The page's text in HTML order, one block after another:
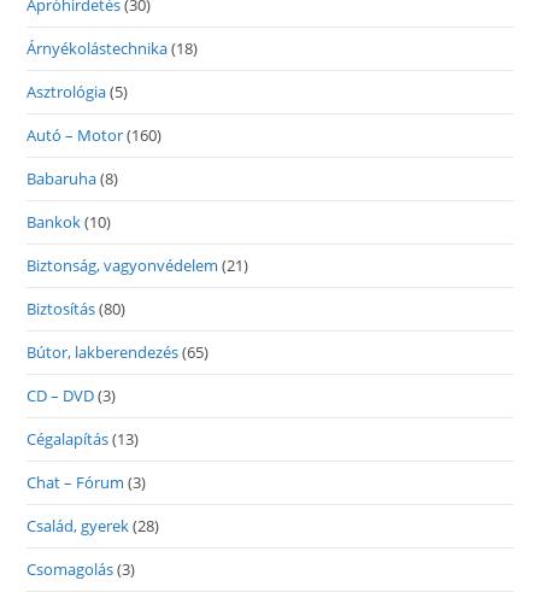
Apróhirdetés(30)
Árnyékolástechnika(18)
Asztrológia(5)
Autó – Motor(160)
Babaruha(8)
Bankok(10)
Biztonság, vagyonvédelem (21)
Biztosítás(80)
Bútor, lakberendezés(65)
CD – DVD(3)
Cégalapítás(13)
Chat – Fórum (3)
Család, gyerek(28)
Csomagolás(3)